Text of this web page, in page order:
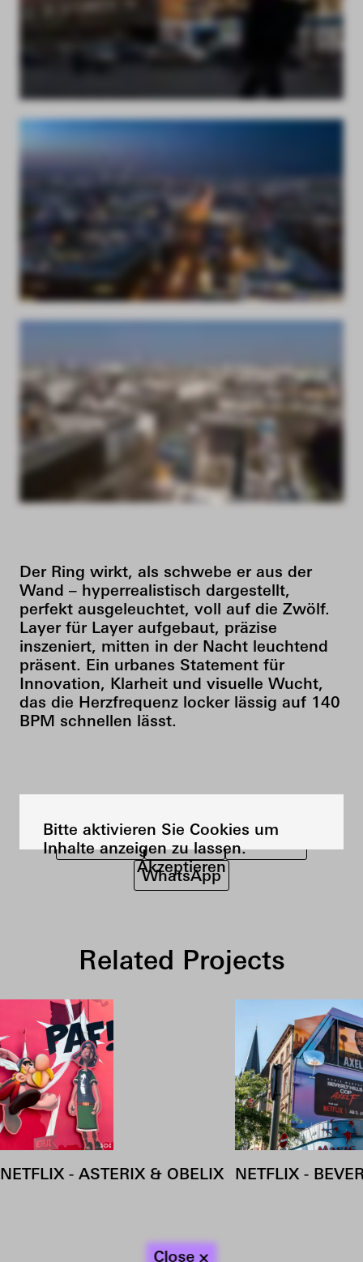
Der Ring wirkt, als schwebe er aus der
Wand – hyperrealistisch dargestellt,
perfekt ausgeleuchtet, voll auf die Zwölf.
Layer für Layer aufgebaut, präzise
inszeniert, mitten in der Nacht leuchtend
präsent. Ein urbanes Statement für
Innovation, Klarheit und visuelle Wucht,
das die Herzfrequenz locker lässig auf 140
BPM schnellen lässt.
Bitte aktivieren Sie Cookies um
Inhalte anzeigen zu lassen.
Akzeptieren
Facebook LinkedIn Pinterest
WhatsApp
Related Projects
NETFLIX - ASTERIX & OBELIX NETFLIX -
Close ×
About